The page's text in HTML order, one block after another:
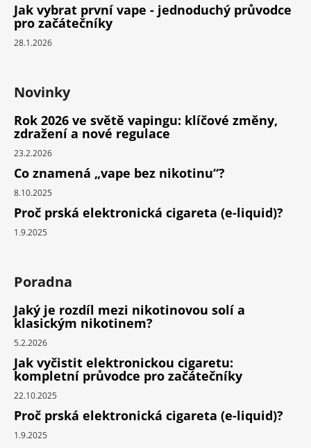
Jak vybrat první vape - jednoduchý průvodce
pro začátečníky
28.1.2026
Novinky
Rok 2026 ve světě vapingu: klíčové změny,
zdražení a nové regulace
23.2.2026
Co znamená „vape bez nikotinu“?
8.10.2025
Proč prská elektronická cigareta (e-liquid)?
1.9.2025
Poradna
Jaký je rozdíl mezi nikotinovou solí a
klasickým nikotinem?
5.2.2026
Jak vyčistit elektronickou cigaretu:
kompletní průvodce pro začátečníky
22.10.2025
Proč prská elektronická cigareta (e-liquid)?
1.9.2025